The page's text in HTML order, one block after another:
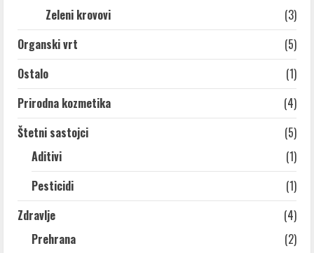
Zeleni krovovi
(3)
Organski vrt
(5)
Ostalo
(1)
Prirodna kozmetika
(4)
Štetni sastojci
(5)
Aditivi
(1)
Pesticidi
(1)
Zdravlje
(4)
Prehrana
(2)